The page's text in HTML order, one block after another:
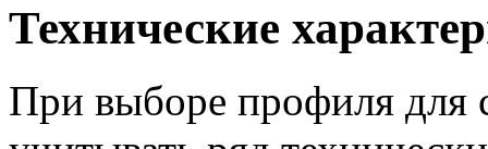
Технические
При выборе профиля для